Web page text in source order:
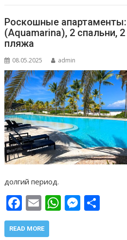
ь
Роскошные апартаменты:
(Aquamarina), 2 спальни,
пляжа
08.05.2025 admin
долгий период.
F
ac
e
E
m
ai
W M
READ MORE